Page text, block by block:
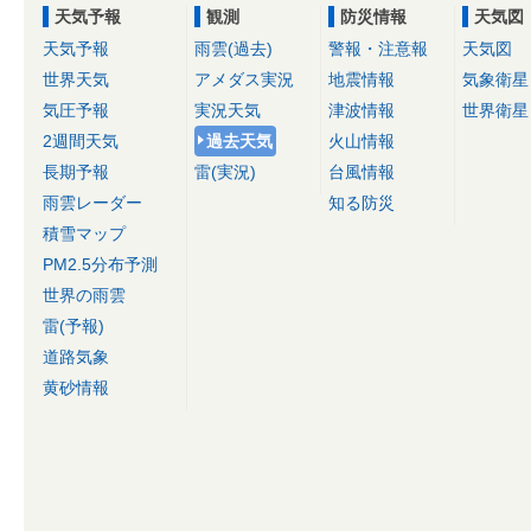
天気予報
天気予報
世界天気
気圧予報
2週間天気
長期予報
雨雲レーダー
積雪マップ
PM2.5分布予測
世界の雨雲
雷(予報)
道路気象
黄砂情報
観測
雨雲(過去)
アメダス実況
実況天気
過去天気
雷(実況)
防災情報
警報・注意報
地震情報
津波情報
火山情報
台風情報
知る防災
天気図
天気図
気象衛星
世界衛星